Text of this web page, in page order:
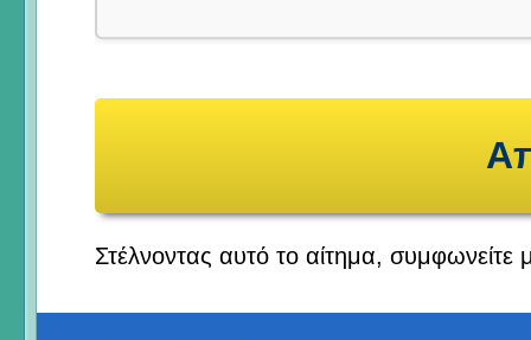
Στέλνοντας αυτό το αίτημα, συμφωνείτε